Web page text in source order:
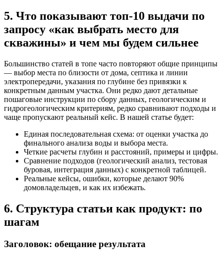
5. Что показывают топ-10 выдачи по
запросу «как выбрать место для
скважины» и чем мы будем сильнее
Большинство статей в топе часто повторяют общие принципы
— выбор места по близости от дома, септика и линии
электропередачи, указания по глубине без привязки к
конкретным данным участка. Они редко дают детальные
пошаговые инструкции по сбору данных, геологическим и
гидрогеологическим критериям, редко сравнивают подходы и
чаще пропускают реальный кейс. В нашей статье будет:
Единая последовательная схема: от оценки участка до
финального анализа воды и выбора места.
Четкие расчеты глубин и расстояний, примеры и цифры.
Сравнение подходов (геологический анализ, тестовая
буровая, интеграция данных) с конкретной таблицей.
Реальные кейсы, ошибки, которые делают 90%
домовладельцев, и как их избежать.
6. Структура статьи как продукт: по
шагам
Заголовок: обещание результата